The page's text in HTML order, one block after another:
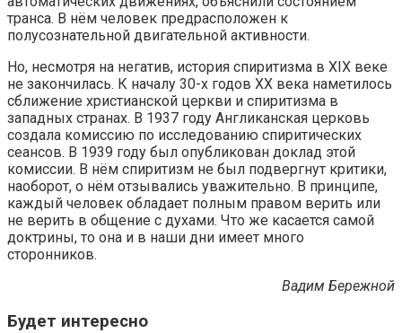
транса. В нём человек предрасположен к
полусознательной двигательной активности.
Но, несмотря на негатив, история спиритизма в XIX веке
не закончилась. К началу 30-х годов XX века наметилось
сближение христианской церкви и спиритизма в
западных странах. В 1937 году Англиканская церковь
создала комиссию по исследованию спиритических
сеансов. В 1939 году был опубликован доклад этой
комиссии. В нём спиритизм не был подвергнут критики,
наоборот, о нём отзывались уважительно. В принципе,
каждый человек обладает полным правом верить или
не верить в общение с духами. Что же касается самой
доктрины, то она и в наши дни имеет много
сторонников.
Вадим Бережной
Будет интересно